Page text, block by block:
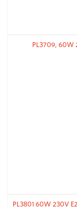
PL3709, 60W
PL3801 60W 230V